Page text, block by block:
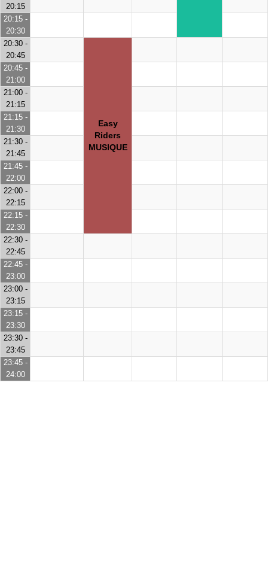
20:15
20:15 -
20:30
20:30 -
20:45
Easy
Riders
MUSIQUE
20:45 -
21:00
21:00 -
21:15
21:15 -
21:30
21:30 -
21:45
21:45 -
22:00
22:00 -
22:15
22:15 -
22:30
22:30 -
22:45
22:45 -
23:00
23:00 -
23:15
23:15 -
23:30
23:30 -
23:45
23:45 -
24:00